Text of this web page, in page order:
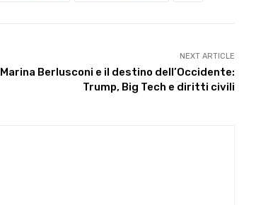
NEXT ARTICLE
Marina Berlusconi e il destino dell’Occidente:
Trump, Big Tech e diritti civili